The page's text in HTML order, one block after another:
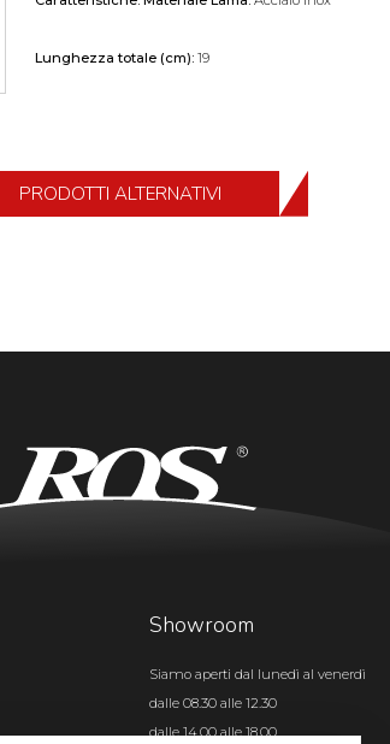
Lunghezza totale (cm): 19
PRODOTTI ALTERNATIVI
Showroom
Siamo aperti dal lunedì al venerdì
dalle 08.30 alle 12.30
dalle 14.00 alle 18.00